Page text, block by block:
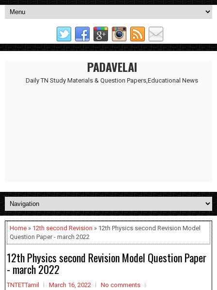
PADAVELAI
Daily TN Study Materials & Question Papers,Educational News
Home » 12th second Revision » 12th Physics second Revision Model
Question Paper - march 2022
12th Physics second Revision Model Question Paper
- march 2022
TNTETTamil March 16, 2022 No comments